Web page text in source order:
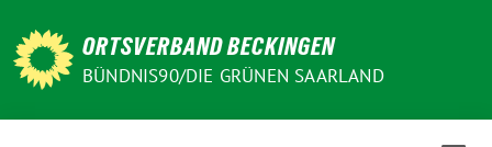
zum
Inhalt
ORTSVERBAND BECKINGEN
BÜNDNIS90/DIE GRÜNEN SAARLAND